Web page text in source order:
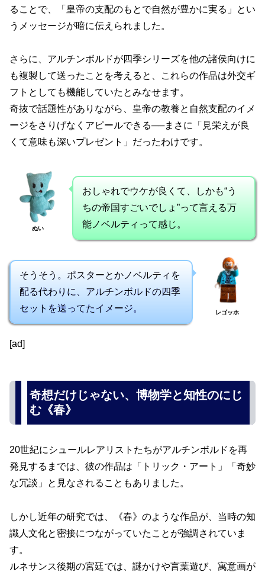
ることで、「皇帝の支配のもとで自然が豊かに実る」とい
うメッセージが暗に伝えられました。
さらに、アルチンボルドが四季シリーズを他の諸侯向けに
も複製して送ったことを考えると、これらの作品は外交ギ
フトとしても機能していたとみなせます。
奇抜で話題性がありながら、皇帝の教養と自然支配のイメ
ージをさりげなくアピールできる──まさに「見栄えが良
くて意味も深いプレゼント」だったわけです。
ぬい
おしゃれでウケが良くて、しかも“う
ちの帝国すごいでしょ”って言える万
能ノベルティって感じ。
そうそう。ポスターとかノベルティを
配る代わりに、アルチンボルドの四季
セットを送ってたイメージ。
レゴッホ
[ad]
奇想だけじゃない、博物学と知性のにじ
む《春》
20世紀にシュールレアリストたちがアルチンボルドを再
発見するまでは、彼の作品は「トリック・アート」「奇妙
な冗談」と見なされることもありました。
しかし近年の研究では、《春》のような作品が、当時の知
識人文化と密接につながっていたことが強調されていま
す。
ルネサンス後期の宮廷では、謎かけや言葉遊び、寓意画が